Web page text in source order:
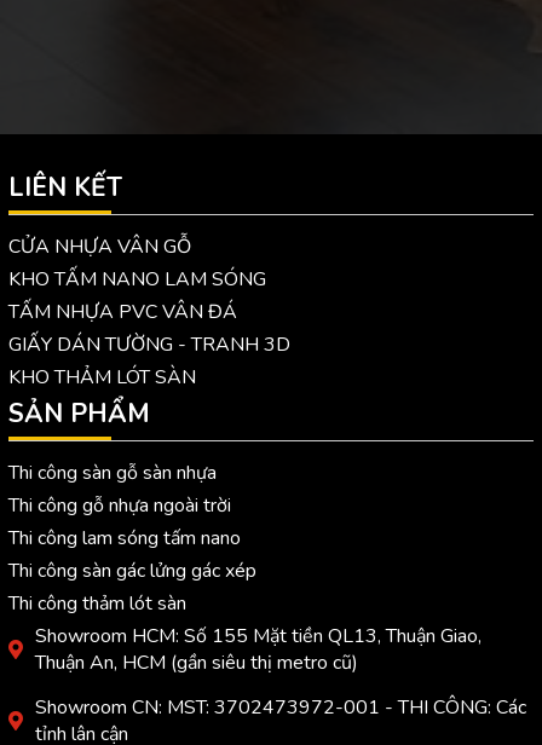
LIÊN KẾT
CỬA NHỰA VÂN GỖ
KHO TẤM NANO LAM SÓNG
TẤM NHỰA PVC VÂN ĐÁ
GIẤY DÁN TƯỜNG - TRANH 3D
KHO THẢM LÓT SÀN
SẢN PHẨM
Thi công sàn gỗ sàn nhựa
Thi công gỗ nhựa ngoài trời
Thi công lam sóng tấm nano
Thi công sàn gác lửng gác xép
Thi công thảm lót sàn
Showroom HCM: Số 155 Mặt tiền QL13, Thuận Giao,
Thuận An, HCM (gần siêu thị metro cũ)
Showroom CN: MST: 3702473972-001 - THI CÔNG: Các
tỉnh lân cận